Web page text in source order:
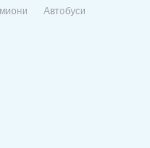
Автобуси